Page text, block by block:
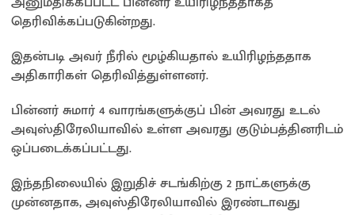
தெரிவிக்கப்படுகின்றது.
இதன்படி அவர் நீரில் மூழ்கியதால் உயிரிழந்ததாக
அதிகாரிகள் தெரிவித்துள்ளனர்.
பின்னர் சுமார் 4 வாரங்களுக்குப் பின் அவரது உடல்
அவுஸ்திரேலியாவில் உள்ள அவரது குடும்பத்தினரிடம்
ஒப்படைக்கப்பட்டது.
இந்தநிலையில் இறுதிச் சடங்கிற்கு 2 நாட்களுக்கு
முன்னதாக, அவுஸ்திரேலியாவில் இரண்டாவது